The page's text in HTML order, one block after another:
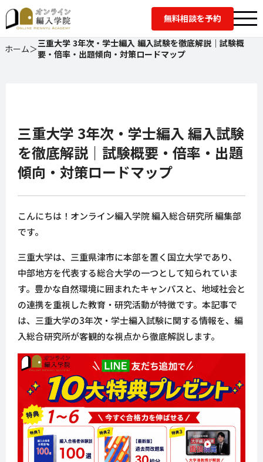
無料相談を予約
ホーム＞三重大学 3年次・学士編入 編入試験を徹底解説｜試験概
要・倍率・出題傾向・対策ロードマップ
三重大学 3年次・学士編入 編入試験
を徹底解説｜試験概要・倍率・出題
傾向・対策ロードマップ
こんにちは！オンライン編入学院 編入総合研究所 編集部
です。
三重大学は、三重県津市に本部を置く国立大学であり、
中部地方を代表する総合大学の一つとして知られていま
す。豊かな自然環境に囲まれたキャンパスと、地域社会と
の連携を重視した教育・研究活動が特徴です。本記事で
は、三重大学の3年次・学士編入試験に関する情報を、編
入総合研究所が客観的な視点から徹底解説します。